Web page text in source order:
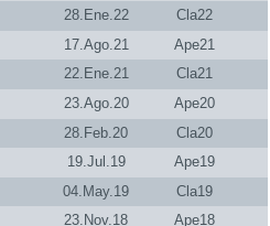
28.Ene.22
Cla22
17.Ago.21
Ape21
22.Ene.21
Cla21
23.Ago.20
Ape20
28.Feb.20
Cla20
19.Jul.19
Ape19
04.May.19
Cla19
23.Nov.18
Ape18